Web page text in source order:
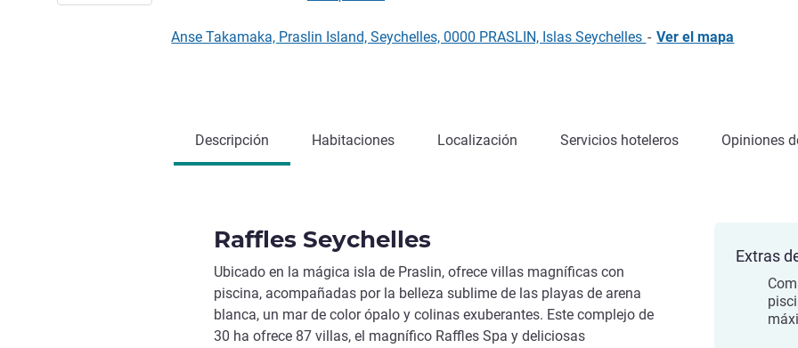
Anse Takamaka, Praslin Island, Seychelles, 0000 PRASLIN, Islas Seychelles - Ver el mapa
Descripción Habitaciones Localización Servicios hoteleros Opiniones
Raffles Seychelles
Ubicado en la mágica isla de Praslin, ofrece villas magníficas con
piscina, acompañadas por la belleza sublime de las playas de arena
blanca, un mar de color ópalo y colinas exuberantes. Este complejo de
30 ha ofrece 87 villas, el magnífico Raffles Spa y deliciosas
Extras